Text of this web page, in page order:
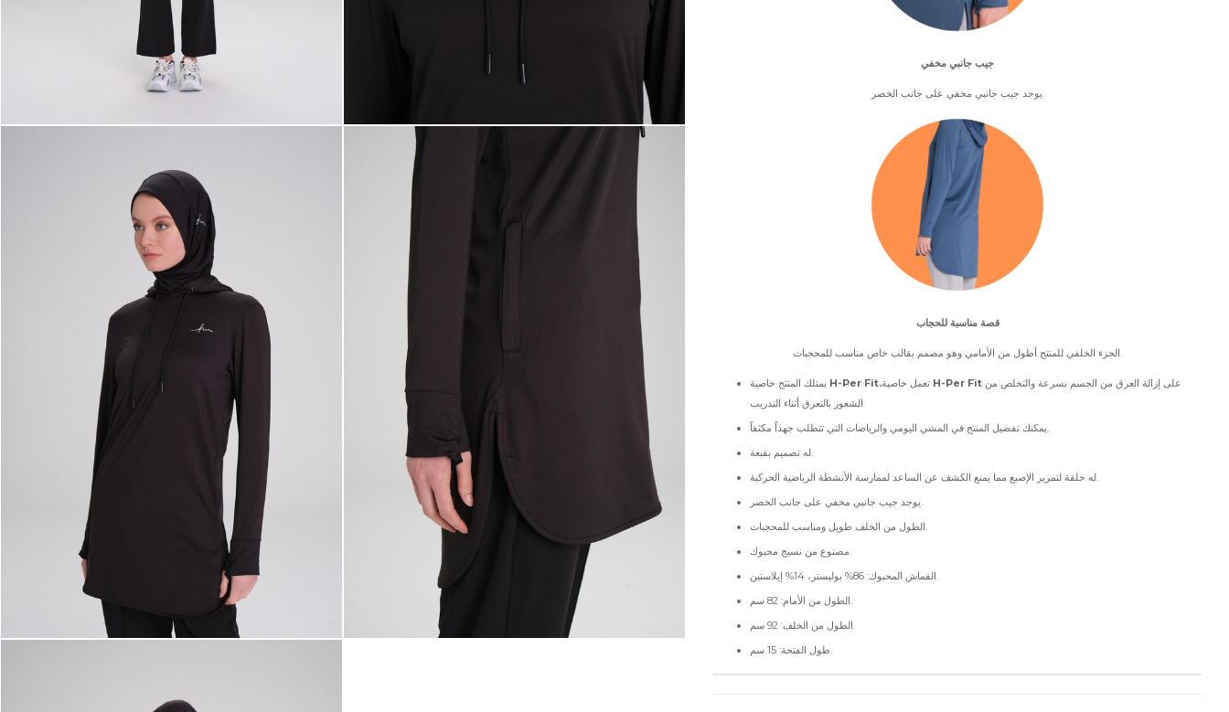
جيب جانبي مخفي
يوجد جيب جانبي مخفي على جانب الخصر.
قصة مناسبة للحجاب
الجزء الخلفي للمنتج أطول من الأمامي وهو مصمم بقالب خاص مناسب للمحجبات.
H-Per Fit. H-Per Fit
الشعور بالتعرق أثناء التدريب.
يمكنك تفضيل المنتج في المشي اليومي والرياضات التي تتطلب جهداً مكثفاً.
له تصميم بقبعة.
له حلقة لتمرير الإصبع مما يمنع الكشف عن الساعد لممارسة الأنشطة الرياضية الحركية.
يوجد جيب جانبي مخفي على جانب الخصر.
الطول من الخلف طويل ومناسب للمحجبات.
مصنوع من نسيج محبوك.
القماش المحبوك: 86% بوليستر، 14% إيلاستين.
الطول من الأمام: 82 سم.
الطول من الخلف: 92 سم.
طول الفتحة: 15 سم.